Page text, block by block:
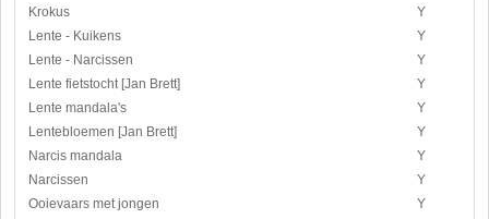
Krokus
Y
Lente - Kuikens
Y
Lente - Narcissen
Y
Lente fietstocht [Jan Brett]
Y
Lente mandala's
Y
Lentebloemen [Jan Brett]
Y
Narcis mandala
Y
Narcissen
Y
Ooievaars met jongen
Y